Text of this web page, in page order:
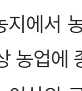
지에서
농업에